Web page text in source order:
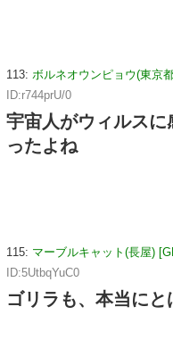
113: ボルネオウンピョウ(東京
ID:r744prU/0
宇宙人がウィルス
ったよね
115: マーブルキャット(長屋)
ID:5UtbqYuC0
ゴリラも、本当に